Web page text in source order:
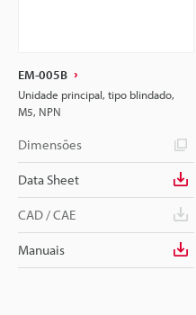
EM-005B
Unidade principal, tipo blindado,
M5, NPN
Dimensões
Data Sheet
CAD / CAE
Manuais